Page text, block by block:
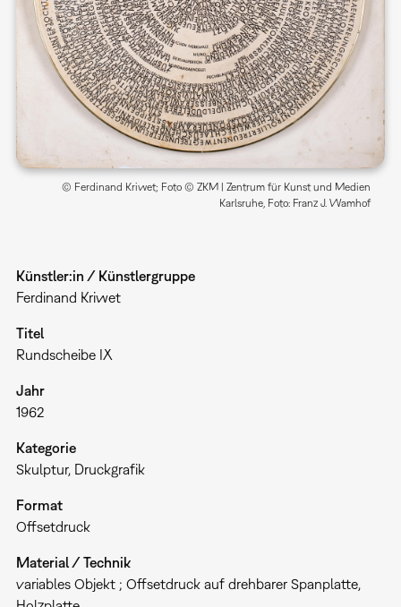
© Ferdinand Kriwet; Foto © ZKM | Zentrum für Kunst und Medien
Karlsruhe, Foto: Franz J. Wamhof
Künstler:in / Künstlergruppe
Ferdinand Kriwet
Titel
Rundscheibe IX
Jahr
1962
Kategorie
Skulptur Druckgrafik
Format
Offsetdruck
Material / Technik
variables Objekt ; Offsetdruck auf drehbarer Spanplatte,